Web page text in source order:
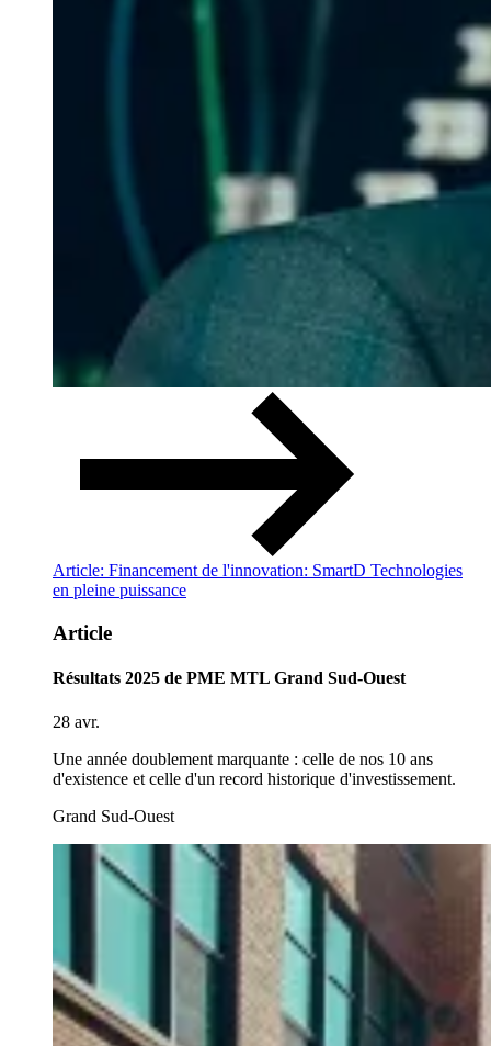
Article: Financement de l'innovation: SmartD Technologies
en pleine puissance
Article
Résultats 2025 de PME MTL Grand Sud-Ouest
28 avr.
Une année doublement marquante : celle de nos 10 ans
d'existence et celle d'un record historique d'investissement.
Grand Sud-Ouest